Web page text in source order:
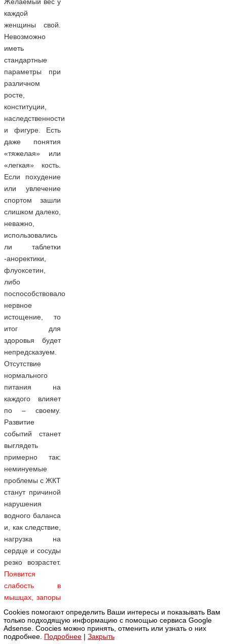
Желаемый вес у
каждой
женщины свой.
Невозможно
иметь
стандартные
параметры при
различном
росте,
конституции,
наследственности
и фигуре. Есть
даже понятия
«тяжелая» или
«легкая» кость.
Если похудение
или увлечение
спортом зашли
слишком далеко,
неважно,
использовались
ли таблетки
-аноректики,
флуоксетин,
либо
поспособствовало
нервное
истощение, то
итог для
здоровья будет
непредсказуем.
Отсутствие
нормального
питания на
каждого влияет
по – своему.
Развитие
событий станет
выглядеть
примерно так:
неминуемые
проблемы с ЖКТ
станут причиной
нарушения
водного баланса
и, как следствие,
нагрузка на
сердце и сосуды
резко возрастет.
Появится
слабость в
мышцах, запоры
будут
постоянным
явлением.
Cookies помогают определить Ваши интересы и показывать Вам
только подходящую информацию с помощью сервиса Google
Adsense. Coocies можно принять, отменить или узнать о них
подробнее. Подробнее | Закрыть